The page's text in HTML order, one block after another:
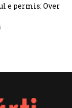
e permis: Over